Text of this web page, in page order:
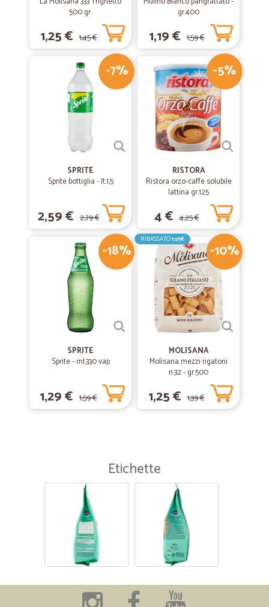
500 gr.
1,25 € 1,45 €
gr.400
1,19 € 1,59 €
-7%
SPRITE
Sprite bottiglia - lt.1,5
2,59 € 2,79 €
-5%
RISTORA
Ristora orzo-caffe solubile
lattina gr.125
4 € 4,25 €
-18%
SPRITE
Sprite - ml.330 vap
1,29 € 1,59 €
-10%
RIBASSATO1,45€
MOLISANA
Molisana mezzi rigatoni
n.32 - gr.500
1,25 € 1,39 €
Etichette